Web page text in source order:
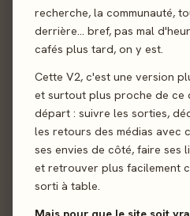
recherche, la communauté,
derrière… bref, pas mal
cafés plus tard, on y est.
Cette V2, c'est une version
et surtout plus proche de ce
départ : suivre les sorties,
les retours des médias avec
ses envies de côté, faire ses
et retrouver plus facilement
sorti à table.
Envoyer